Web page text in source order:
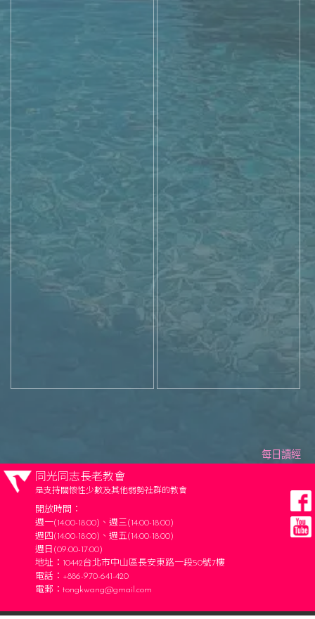
每日讀經
同光同志長老教會
是支持關懷性少數及其他弱勢社群的教會
開放時間：
週一(14:00-18:00)、週三(14:00-18:00)
週四(14:00-18:00)、週五(14:00-18:00)
週日(09:00-17:00)
地址：10442台北市中山區長安東路一段50號7樓
電話：+886-970-641-420
電郵： tongkwang@gmail.com
Copyright © Tong-Kwang Church All rights reserved.